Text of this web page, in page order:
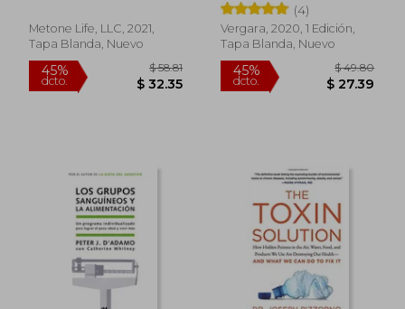
45% $ 45.44 45%
Metone Life, LLC, 2021,
Tapa Blanda, Nuevo
(4)
Vergara, 2020, 1 Edición,
Tapa Blanda, Nuevo